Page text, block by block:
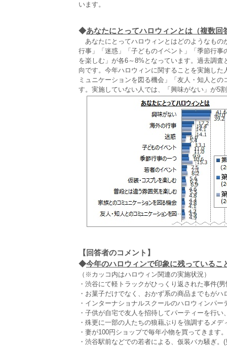
います。
◆あなたにとってハロウィンとは（複数回
あなたにとってハロウィンとはどのようなもの
行事」「迷惑」「子どものイベント」「季節行
を楽しむ」が各6～8%となっています。過去調
向です。今年ハロウィンに関することを実施し
ミュニケーションを図る機会」「友人・知人と
す。実施していない人では、「興味がない」が5
【回答者のコメント】
◆今年のハロウィンで印象に残っているこ
（※カッコ内はハロウィン関連の実施状況）
・渋谷にて軽トラックがひっくり返された事件(
・お菓子だけでなく、おかず系の商品までもが
・インターナショナルスクールのハロウィンパ
・子供が自宅で友人を招待してパーティーを行
・殊更に一部の人たちの狼藉ぶりを強調するメ
・妻が100円ショップで毎年小物を買ってきます
・渋谷駅前などでの若者による、仮装バカ騒ぎ。